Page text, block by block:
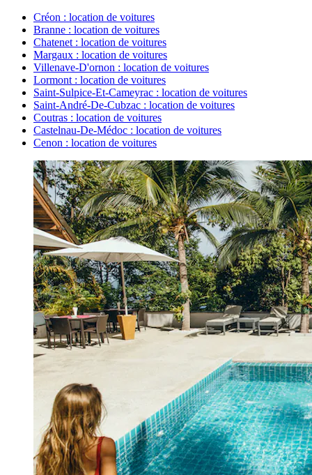
Créon : location de voitures
Branne : location de voitures
Chatenet : location de voitures
Margaux : location de voitures
Villenave-D'ornon : location de voitures
Lormont : location de voitures
Saint-Sulpice-Et-Cameyrac : location de voitures
Saint-André-De-Cubzac : location de voitures
Coutras : location de voitures
Castelnau-De-Médoc : location de voitures
Cenon : location de voitures